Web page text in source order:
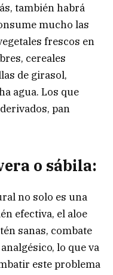
también habrá
mucho las
frescos en
cereales
de girasol,
agua. Los que
pan
o sábila:
no solo es una
efectiva, el aloe
sanas, combate
lo que va
este problema